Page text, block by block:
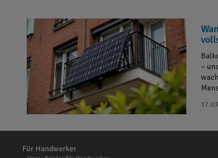
–
Für Handwerker